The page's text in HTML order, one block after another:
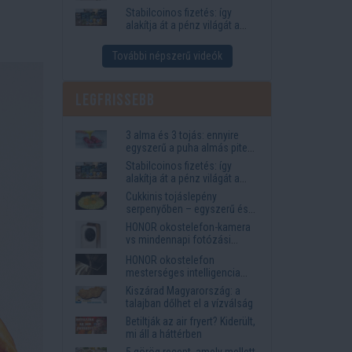
igények
Stabilcoinos fizetés: így
alakítja át a pénz világát a
Western Union
További népszerű videók
3 alma és 3 tojás: ennyire
egyszerű a puha almás pite
titka
Stabilcoinos fizetés: így
alakítja át a pénz világát a
Visa, a Mastercard és a
Western Union
Cukkinis tojáslepény
serpenyőben – egyszerű és
laktató vacsora
HONOR okostelefon-kamera
vs mindennapi fotózási
igények
HONOR okostelefon
mesterséges intelligencia
funkciók, amelyek
megkönnyítik az életet
Kiszárad Magyarország: a
talajban dőlhet el a vízválság
Betiltják az air fryert? Kiderült,
mi áll a háttérben